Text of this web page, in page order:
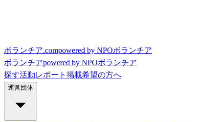
ボランチア.compowered by NPOボランチア
ボランチアpowered by NPOボランチア
探す活動レポート 掲載希望の方へ
運営団体